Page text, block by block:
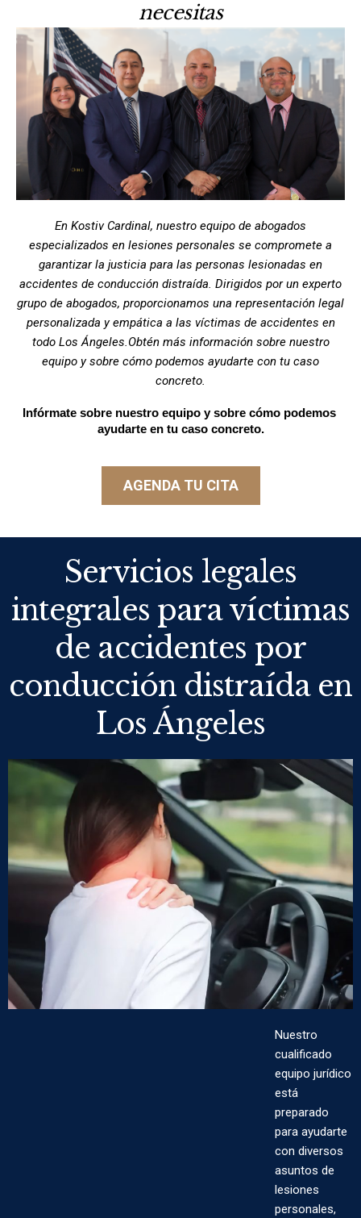
necesitas
En Kostiv Cardinal, nuestro equipo de abogados
especializados en lesiones personales se compromete a
garantizar la justicia para las personas lesionadas en
accidentes de conducción distraída. Dirigidos por un experto
grupo de abogados, proporcionamos una representación legal
personalizada y empática a las víctimas de accidentes en
todo Los Ángeles.Obtén más información sobre nuestro
equipo y sobre cómo podemos ayudarte con tu caso
concreto.
Infórmate sobre nuestro equipo y sobre cómo podemos
ayudarte en tu caso concreto.
AGENDA TU CITA
Servicios legales
integrales para víctimas
de accidentes por
conducción distraída en
Los Ángeles
Nuestro
cualificado
equipo jurídico
está
preparado
para ayudarte
con diversos
asuntos de
lesiones
personales,